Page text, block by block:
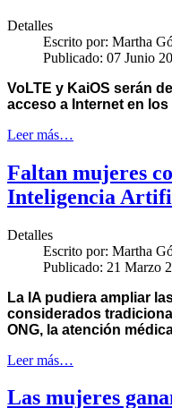
Detalles
Escrito por: Martha
Publicado: 07 Junio
VoLTE y KaiOS serán
acceso a Internet en
Leer más…
Faltan mujeres
Inteligencia
Detalles
Escrito por: Martha
Publicado: 21 Marzo
La IA pudiera ampliar
considerados
ONG, la atención
Leer más…
Las mujeres